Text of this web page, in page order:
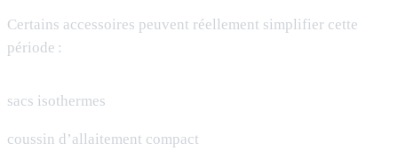
Certains accessoires peuvent réellement simplifier cette
période :
sacs isothermes
coussin d’allaitement compact